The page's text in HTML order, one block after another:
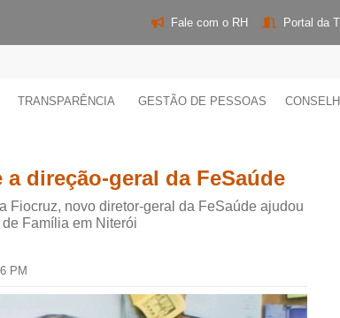
Fale com o RH Portal da
TRANSPARÊNCIA GESTÃO DE PESSOAS
direção-geral da FeSaúde
Fiocruz, novo diretor-geral da FeSaúde ajudou
Família em Niterói
PM